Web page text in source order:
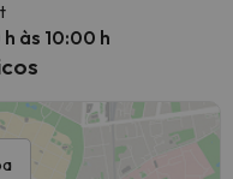
às 10:00 h